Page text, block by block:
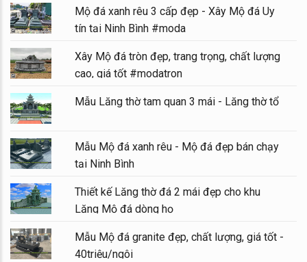
Mộ đá xanh rêu 3 cấp đẹp - Xây Mộ đá Uy
tín tại Ninh Bình #moda
Xây Mộ đá tròn đẹp, trang trọng, chất lượng
cao, giá tốt #modatron
Mẫu Lăng thờ tam quan 3 mái - Lăng thờ tổ
Mẫu Mộ đá xanh rêu - Mộ đá đẹp bán chạy
tại Ninh Bình
Thiết kế Lăng thờ đá 2 mái đẹp cho khu
Lăng Mộ đá dòng họ
Mẫu Mộ đá granite đẹp, chất lượng, giá tốt -
40triệu/ngôi